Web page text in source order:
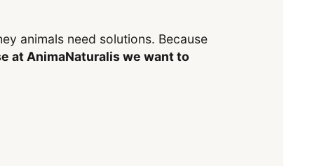
animals need solutions. Because
at AnimaNaturalis we want to